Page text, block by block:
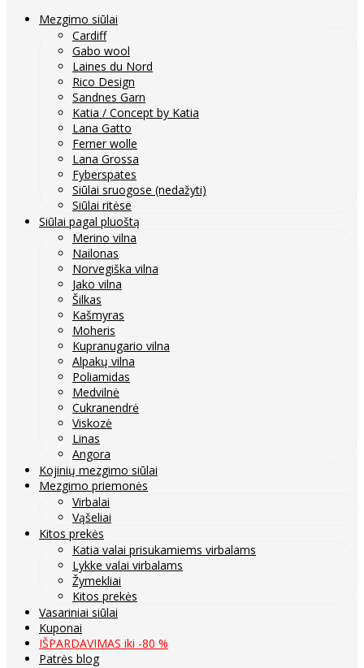
Mezgimo siūlai
Cardiff
Gabo wool
Laines du Nord
Rico Design
Sandnes Garn
Katia / Concept by Katia
Lana Gatto
Ferner wolle
Lana Grossa
Fyberspates
Siūlai sruogose (nedažyti)
Siūlai ritėse
Siūlai pagal pluoštą
Merino vilna
Nailonas
Norvegiška vilna
Jako vilna
Šilkas
Kašmyras
Moheris
Kupranugario vilna
Alpakų vilna
Poliamidas
Medvilnė
Cukranendrė
Viskozė
Linas
Angora
Kojinių mezgimo siūlai
Mezgimo priemonės
Virbalai
Vąšeliai
Kitos prekės
Katia valai prisukamiems virbalams
Lykke valai virbalams
Žymekliai
Kitos prekės
Vasariniai siūlai
Kuponai
IŠPARDAVIMAS iki -80 %
Patrės blog